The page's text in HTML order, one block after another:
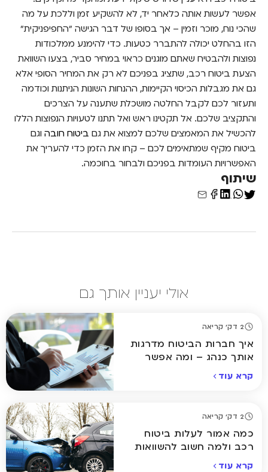
אפשר לעשות אותה כלאחר יד, לא להשקיע זמן וללכת על מה
שהכי נוח, מוכר וזמין – אך בסופו של דבר הגישה "החפיפניקית"
הזו בהחלט יכולה להתברר כטעות. כדי להימנע ממלכודות
נפוצות ולהבטיח שאתם מוגנים כראוי במחיר סביר, בצעו השוואת
הצעת ביטוח רכב, שתציג בפניכם לא רק את המחיר הסופי אלא
גם את מגבלות הכיסוי הקיימות, ההנחות השונות הניתנות וכודמה
ותעזור לכם לקבל החלטה מושכלת שתענה על הצרכים
והתקציב שלכם. אל תקטינו ראש ואל תתנו לטעויות הנפוצות הללו
להכשיל את המאמצים שלכם למצוא את גם ביטוח חובה וגם
ביטוח מקיף שמתאימים לכם – קחו את הזמן כדי להעריך את
האפשרויות העומדות בפניכם ולבחור בחוכמה.
שיתוף
אולי יעניין אותך גם
2 דק' קריאה
איך חברות הביטוח מדרגות
אותך כנהג – ומה אפשר
קרא עוד
2 דק' קריאה
כמה אמור לעלות ביטוח
רכב ולמה חשוב להשוואות
קרא עוד